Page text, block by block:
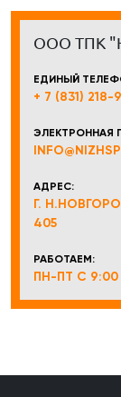
ООО ТПК
ЕДИНЫЙ
+ 7 (831)
ЭЛЕКТРОННАЯ
АДРЕС:
Г.
405
РАБОТАЕМ:
ПН-ПТ С 9:00